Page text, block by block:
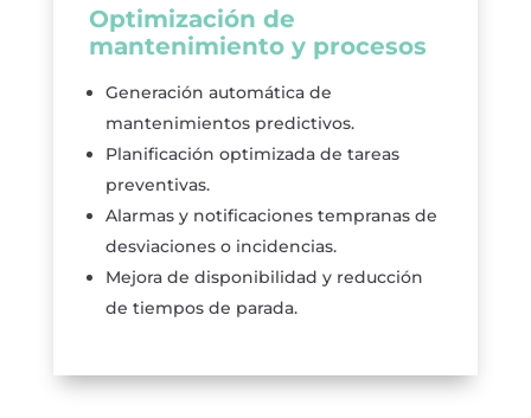
Optimización de
mantenimiento y procesos
Generación automática de
mantenimientos predictivos.
Planificación optimizada de tareas
preventivas.
Alarmas y notificaciones tempranas de
desviaciones o incidencias.
Mejora de disponibilidad y reducción
de tiempos de parada.